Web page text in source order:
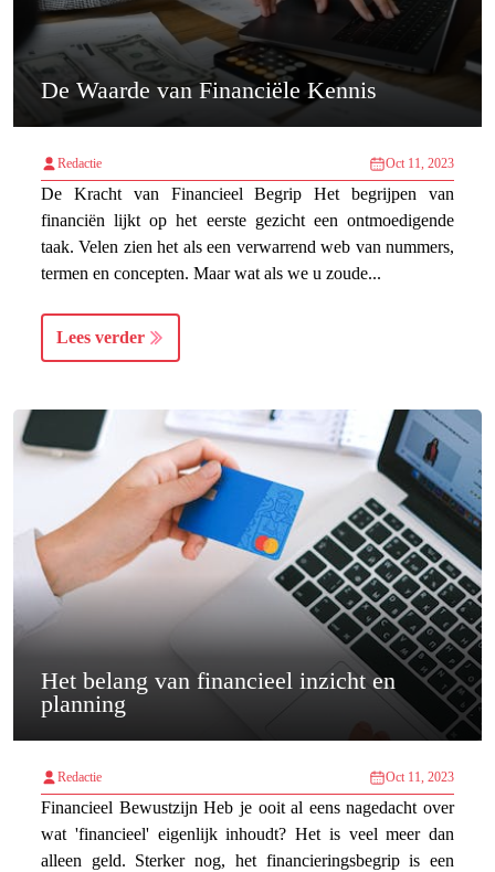
De Waarde van Financiële Kennis
Redactie Oct 11, 2023
De Kracht van Financieel Begrip Het begrijpen van
financiën lijkt op het eerste gezicht een ontmoedigende
taak. Velen zien het als een verwarrend web van nummers,
termen en concepten. Maar wat als we u zoude...
Lees verder
Het belang van financieel inzicht en
planning
Redactie Oct 11, 2023
Financieel Bewustzijn Heb je ooit al eens nagedacht over
wat 'financieel' eigenlijk inhoudt? Het is veel meer dan
alleen geld. Sterker nog, het financieringsbegrip is een